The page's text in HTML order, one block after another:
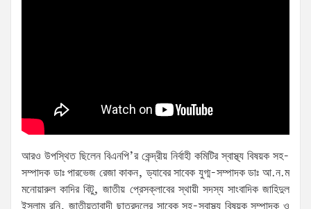
আরও উপস্থিত ছিলেন বিএনপি’র কেন্দ্রীয় নির্বাহী কমিটির স্বাস্থ্য বিষয়ক সহ-
সম্পাদক ডাঃ পারভেজ রেজা কাকন, ড্যাবের সাবেক যুগ্ম-সম্পাদক ডাঃ আ.ন.ম
মনোয়ারুল কাদির বিটু, জাতীয় প্রেসক্লাবের স্থায়ী সদস্য সাংবাদিক জাহিদুল